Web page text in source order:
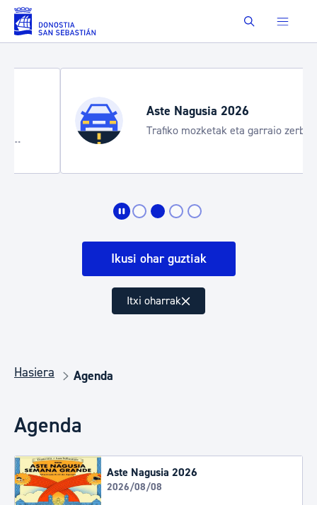
Eduki nagusira joan Buscar
Aste Nagusia 2026
Trafiko mozketak eta garraio zerbitzu
bereziak
Ikusi ohar guztiak
Itxi oharrak
Hasiera Agenda
Agenda
Aste Nagusia 2026
2026/08/08